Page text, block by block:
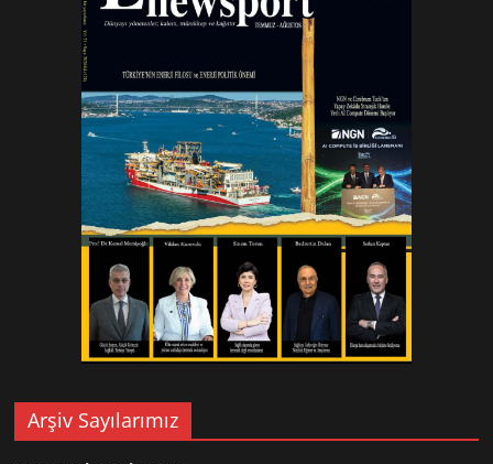
Arşiv Sayılarımız